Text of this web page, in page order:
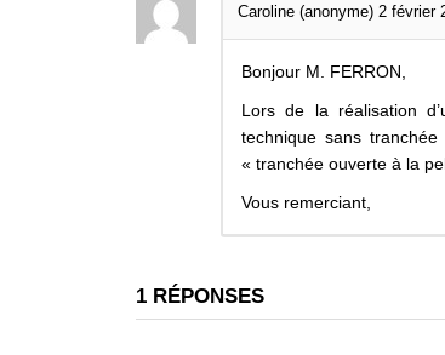
Caroline (anonyme) 2 février
Bonjour M. FERRON,
Lors de la réalisation
technique sans
« tranchée ouverte à la
Vous remerciant,
1 RÉPONSES